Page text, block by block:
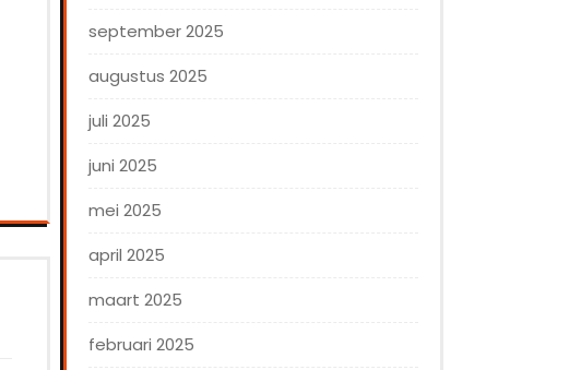
september 2025
augustus 2025
juli 2025
juni 2025
mei 2025
april 2025
maart 2025
februari 2025